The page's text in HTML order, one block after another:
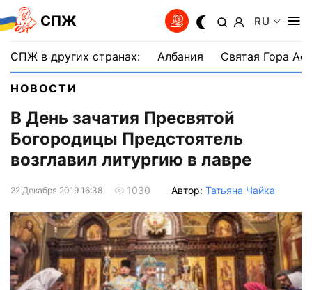
СПЖ RU
СПЖ в других странах: Албания Святая Гора
НОВОСТИ
В День зачатия Пресвятой
Богородицы Предстоятель
возглавил литургию в лавре
22 Декабря 2019 16:38 1030 Автор: Татьяна Чайка